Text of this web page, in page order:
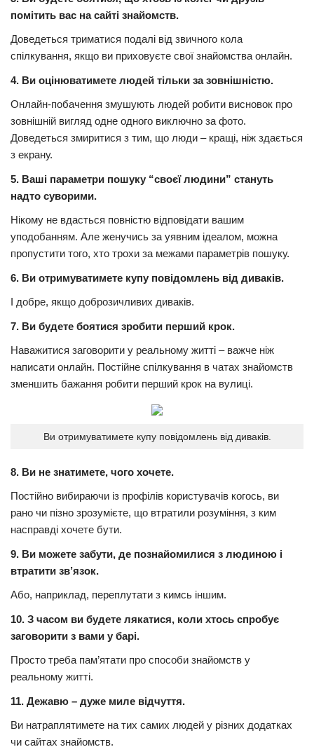
помітить вас на сайті знайомств.
Доведеться триматися подалі від звичного кола
спілкування, якщо ви приховуєте свої знайомства онлайн.
4. Ви оцінюватимете людей тільки за зовнішністю.
Онлайн-побачення змушують людей робити висновок про
зовнішній вигляд одне одного виключно за фото.
Доведеться змиритися з тим, що люди – кращі, ніж здається
з екрану.
5. Ваші параметри пошуку “своєї людини” стануть
надто суворими.
Нікому не вдасться повністю відповідати вашим
уподобанням. Але женучись за уявним ідеалом, можна
пропустити того, хто трохи за межами параметрів пошуку.
6. Ви отримуватимете купу повідомлень від диваків.
І добре, якщо доброзичливих диваків.
7. Ви будете боятися зробити перший крок.
Наважитися заговорити у реальному житті – важче ніж
написати онлайн. Постійне спілкування в чатах знайомств
зменшить бажання робити перший крок на вулиці.
Ви отримуватимете купу повідомлень від диваків.
8. Ви не знатимете, чого хочете.
Постійно вибираючи із профілів користувачів когось, ви
рано чи пізно зрозумієте, що втратили розуміння, з ким
насправді хочете бути.
9. Ви можете забути, де познайомилися з людиною і
втратити зв’язок.
Або, наприклад, переплутати з кимсь іншим.
10. З часом ви будете лякатися, коли хтось спробує
заговорити з вами у барі.
Просто треба пам’ятати про способи знайомств у
реальному житті.
11. Дежавю – дуже миле відчуття.
Ви натраплятимете на тих самих людей у різних додатках
чи сайтах знайомств.